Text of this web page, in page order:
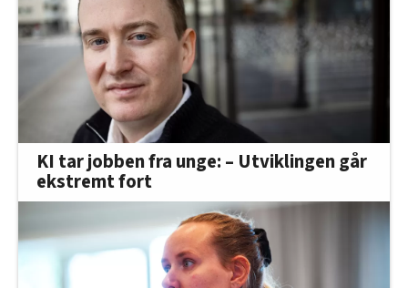
KI tar jobben fra unge: – Utviklingen går
ekstremt fort